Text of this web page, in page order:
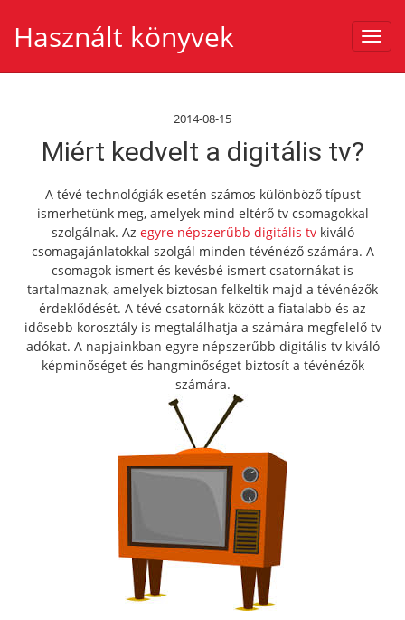
Használt könyvek
2014-08-15
Miért kedvelt a digitális tv?
A tévé technológiák esetén számos különböző típust
ismerhetünk meg, amelyek mind eltérő tv csomagokkal
szolgálnak. Az egyre népszerűbb digitális tvkiváló
csomagajánlatokkal szolgál minden tévénéző számára. A
csomagok ismert és kevésbé ismert csatornákat is
tartalmaznak, amelyek biztosan felkeltik majd a tévénézők
érdeklődését. A tévé csatornák között a fiatalabb és az
idősebb korosztály is megtalálhatja a számára megfelelő tv
adókat. A napjainkban egyre népszerűbb digitális tv kiváló
képminőséget és hangminőséget biztosít a tévénézők
számára.